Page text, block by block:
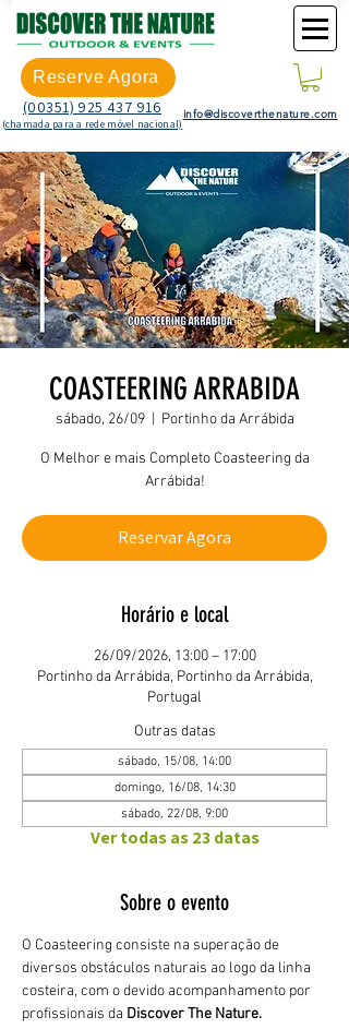
Reserve Agora
(00351) 925 437 916
(chamada para a rede móvel nacional)
info@discoverthenature.com
COASTEERING ARRABIDA
sábado, 26/09
  |
Portinho da Arrábida
O Melhor e mais Completo Coasteering da
Arrábida!
Reservar Agora
Horário e local
26/09/2026, 13:00 – 17:00
Portinho da Arrábida, Portinho da Arrábida,
Portugal
Outras datas
sábado, 15/08, 14:00
domingo, 16/08, 14:30
sábado, 22/08, 9:00
Ver todas as 23 datas
Sobre o evento
O Coasteering consiste na superação de
diversos obstáculos naturais ao logo da linha
costeira, com o devido acompanhamento por
profissionais da Discover The Nature.